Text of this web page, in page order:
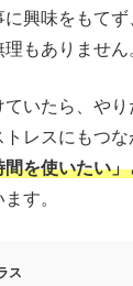
興味をもて
もありません
ていたら、や
レスにもつな
を使いたい
す。
ス